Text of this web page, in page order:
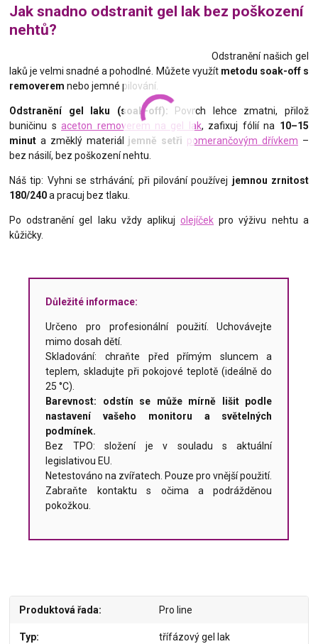
Jak snadno odstranit gel lak bez poškození
nehtů?
Odstranění našich gel
laků je velmi snadné a pohodlné. Můžete využít metodu soak-off s
removerem nebo jemné pilování.
Odstranění gel laku (soak-off): Povrch lehce zmatni, přilož
buničinu saceton removerem na gel lak, zafixuj fólií na 10–15
minut a změklý materiál jemně setři pomerančovým dřívkem –
bez násilí, bez poškození nehtu.
Náš tip: Vyhni se strhávání; při pilování používej jemnou zrnitost
180/240a pracuj bez tlaku.
Po odstranění gel laku vždy aplikujolejíček pro výživu nehtu a
kůžičky.
Důležité informace:
Určeno pro profesionální použití. Uchovávejte
mimo dosah dětí.
Skladování: chraňte před přímým sluncem a
teplem, skladujte při pokojové teplotě (ideálně do
25 °C).
Barevnost: odstín se může mírně lišit podle
nastavení vašeho monitoru a světelných
podmínek.
Bez TPO: složení je v souladu s aktuální
legislativou EU.
Netestováno na zvířatech. Pouze pro vnější použití.
Zabraňte kontaktu s očima a podrážděnou
pokožkou.
Produktová řada Pro line
Typ třífázový gel lak